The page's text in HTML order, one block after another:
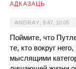
АДКАЗАЦЬ
ANDRAY 9:47, 10.05
Поймите, что
те, кто вокруг
мыслящими